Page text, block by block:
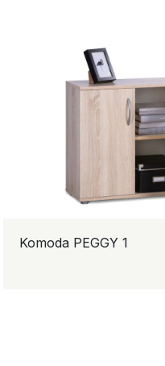
Komoda PEGGY 1